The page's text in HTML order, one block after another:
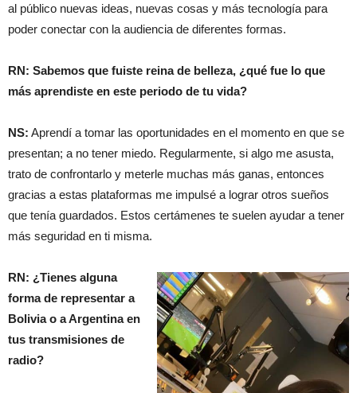
al público nuevas ideas, nuevas cosas y más tecnología para
poder conectar con la audiencia de diferentes formas.
RN: Sabemos que fuiste reina de belleza, ¿qué fue lo que
más aprendiste en este periodo de tu vida?
NS: Aprendí a tomar las oportunidades en el momento en que se
presentan; a no tener miedo. Regularmente, si algo me asusta,
trato de confrontarlo y meterle muchas más ganas, entonces
gracias a estas plataformas me impulsé a lograr otros sueños
que tenía guardados. Estos certámenes te suelen ayudar a tener
más seguridad en ti misma.
RN: ¿Tienes alguna
forma de representar a
Bolivia o a Argentina en
tus transmisiones de
radio?